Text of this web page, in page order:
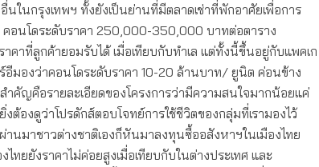
นในกรุงเทพฯ ทั้งยังเป็นย่านที่มีตลาดเช่าที่พักอาศัยเพื่อการ
คอนโดระดับราคา 250,000-350,000 บาทต่อตาราง
าคาที่ลูกค้ายอมรับได้ เมื่อเทียบกับทำเล แต่ทั้งนี้ขึ้นอยู่กับแพคเก
มองว่าคอนโดระดับราคา 10-20 ล้านบาท/ ยูนิต ค่อนข้าง
ำคัญคือรายละเอียดของโครงการว่ามีความสนใจมากน้อยแค่
งต้องดูว่าโปรดักส์ตอบโจทย์การใช้ชีวิตของกลุ่มที่เรามองไว้
นมาชาวต่างชาติเองก็หันมาลงทุนซื้ออสังหาฯในเมืองไทย
ไทยยังราคาไม่ค่อยสูงเมื่อเทียบกับในต่างประเทศ และ